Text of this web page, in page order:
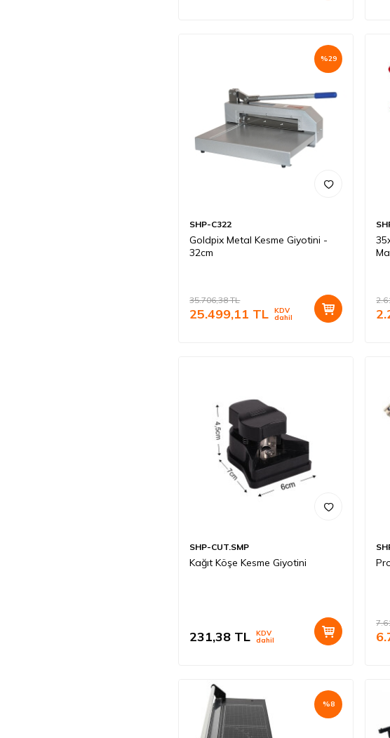
%29
SHP-C322
Goldpix Metal Kesme Giyotini -
32cm
35.706,38TL
25.499,11 TL KDV
dahil
SHP-CUT.SMP
Kağıt Köşe Kesme Giyotini
231,38 TL KDV
dahil
%8